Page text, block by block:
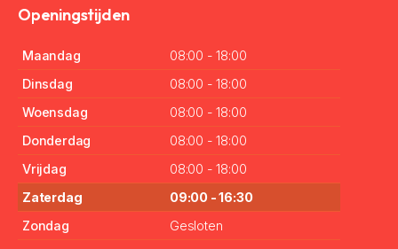
Openingstijden
Maandag
08:00 - 18:00
Dinsdag
08:00 - 18:00
Woensdag
08:00 - 18:00
Donderdag
08:00 - 18:00
Vrijdag
08:00 - 18:00
Zaterdag
09:00 - 16:30
Zondag
Gesloten